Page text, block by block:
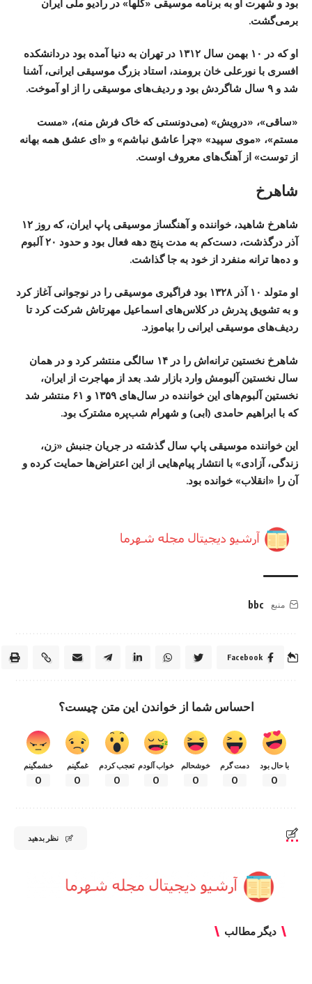
بود و شهرت او به برنامه‌ موسیقی «گلها» در رادیو ملی ایران
برمی‌گشت.
او که در ۱۰ بهمن سال ۱۳۱۲ در تهران به دنیا آمده بود دردانشکده
افسری با نورعلی خان برومند، استاد بزرگ موسیقی ایرانی، آشنا
شد و ۹ سال شاگردش بود و ردیف‌های موسیقی را از او آموخت.
«ساقی»، «درویش» (می‌دونستی که خاک فرش منه)، «مست
مستم»، «موی سپید» «چرا عاشق نباشم» و «ای عشق همه بهانه
از توست» از آهنگ‌های معروف اوست.
شاهرخ
شاهرخ شاهید، خواننده و آهنگساز موسیقی پاپ ایران، که روز ۱۲
آذر درگذشت، دست‌کم به مدت پنج دهه فعال بود و حدود ۲۰ آلبوم
و ده‌ها ترانه منفرد از خود به جا گذاشت.
او متولد ۱۰ آذر ۱۳۲۸ بود فراگیری موسیقی را در نوجوانی آغاز کرد
و به تشویق پدرش در کلاس‌های اسماعیل مهرتاش شرکت کرد تا
ردیف‌های موسیقی ایرانی را بیاموزد.
شاهرخ نخستین ترانه‌اش را در ۱۴ سالگی منتشر کرد و در همان
سال نخستین آلبومش وارد بازار شد. بعد از مهاجرت از ایران،
نخستین آلبوم‌های این خواننده در سال‌های ۱۳۵۹ و ۶۱ منتشر شد
که با ابراهیم حامدی (ابی) و شهرام شب‌پره مشترک بود.
این خواننده موسیقی پاپ سال گذشته در جریان جنبش «زن،
زندگی، آزادی» با انتشار پیام‌هایی از این اعتراض‌ها حمایت کرده و
آن را «انقلاب» خوانده بود.
منبع bbc
Facebook
احساس شما از خواندن این متن چیست؟
با حال بود
0
دمت گرم
0
خوشحالم
0
خواب آلودم
0
تعجب کردم
0
غمگینم
0
خشمگینم
0
نظر بدهید
دیگر مطالب